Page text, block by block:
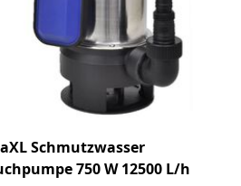
Schmutzwasser
750 W 12500 L/h